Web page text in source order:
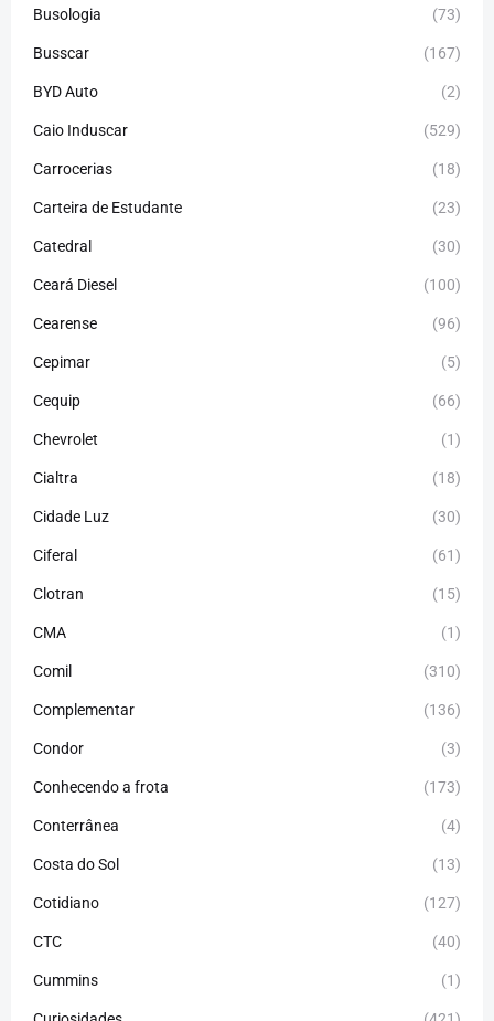
Busologia (73)
Busscar (167)
BYD Auto (2)
Caio Induscar (529)
Carrocerias (18)
Carteira de Estudante (23)
Catedral (30)
Ceará Diesel (100)
Cearense (96)
Cepimar (5)
Cequip (66)
Chevrolet (1)
Cialtra (18)
Cidade Luz (30)
Ciferal (61)
Clotran (15)
CMA (1)
Comil (310)
Complementar (136)
Condor (3)
Conhecendo a frota (173)
Conterrânea (4)
Costa do Sol (13)
Cotidiano (127)
CTC (40)
Cummins (1)